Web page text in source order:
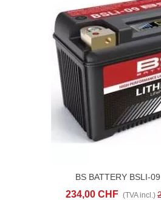
BS BATTERY BSLI-
234,00 CHF (TVA incl.)